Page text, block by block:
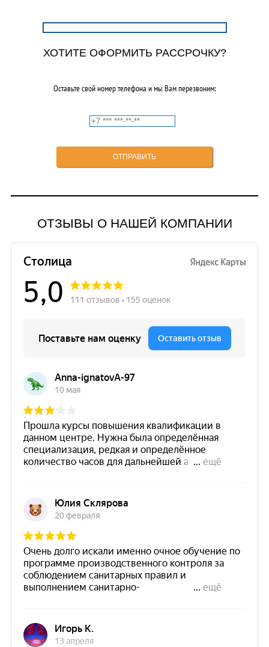
ХОТИТЕ ОФОРМИТЬ РАССРОЧКУ?
Оставьте свой номер телефона и мы Вам перезвоним:
ОТЗЫВЫ О НАШЕЙ КОМПАНИИ